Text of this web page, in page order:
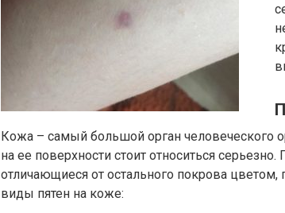
Кожа – самый большой орган человеческого
на ее поверхности стоит относиться серьезно.
отличающиеся от остального покрова
виды пятен на коже: